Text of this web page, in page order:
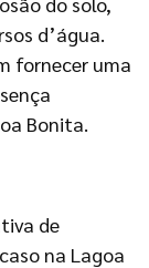
d’água.
fornecer uma
Bonita.
de
na Lagoa